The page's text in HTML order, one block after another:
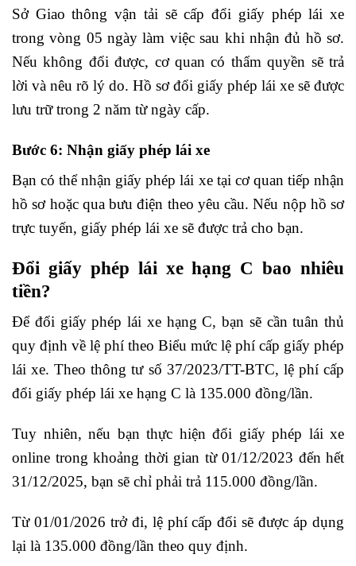
Sở Giao thông vận tải sẽ cấp đổi giấy phép lái xe
trong vòng 05 ngày làm việc sau khi nhận đủ hồ sơ.
Nếu không đổi được, cơ quan có thẩm quyền sẽ trả
lời và nêu rõ lý do. Hồ sơ đổi giấy phép lái xe sẽ được
lưu trữ trong 2 năm từ ngày cấp.
Bước 6: Nhận giấy phép lái xe
Bạn có thể nhận giấy phép lái xe tại cơ quan tiếp nhận
hồ sơ hoặc qua bưu điện theo yêu cầu. Nếu nộp hồ sơ
trực tuyến, giấy phép lái xe sẽ được trả cho bạn.
Đổi giấy phép lái xe hạng C bao nhiêu
tiền?
Để đổi giấy phép lái xe hạng C, bạn sẽ cần tuân thủ
quy định về lệ phí theo Biểu mức lệ phí cấp giấy phép
lái xe. Theo thông tư số 37/2023/TT-BTC, lệ phí cấp
đổi giấy phép lái xe hạng C là 135.000 đồng/lần.
Tuy nhiên, nếu bạn thực hiện đổi giấy phép lái xe
online trong khoảng thời gian từ 01/12/2023 đến hết
31/12/2025, bạn sẽ chỉ phải trả 115.000 đồng/lần.
Từ 01/01/2026 trở đi, lệ phí cấp đổi sẽ được áp dụng
lại là 135.000 đồng/lần theo quy định.